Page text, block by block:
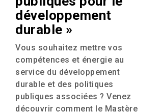
développement
durable »
Vous souhaitez mettre vos
compétences et énergie au
service du développement
durable et des politiques
publiques associées ? Venez
découvrir comment le Mastère